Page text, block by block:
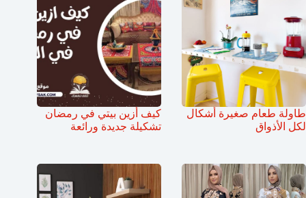
طاولة طعام صغيرة أشكال
لكل الأذواق
كيف أزين بيتي في رمضان
تشكيلة جديدة ورائعة